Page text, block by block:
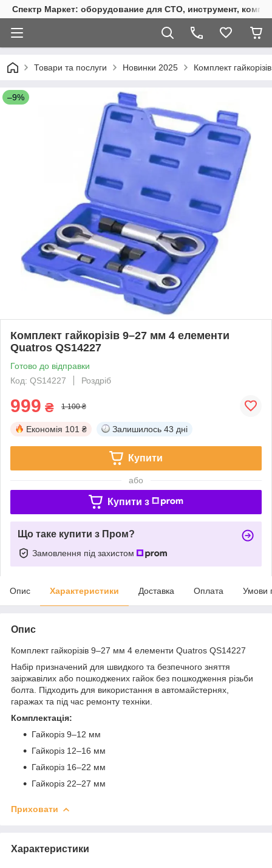
Спектр Маркет: оборудование для СТО, инструмент,
Товари та послуги Новинки 2025 Комплект
–9%
Комплект гайкорізів 9–27 мм 4 елементи
Quatros QS14227
Готово до відправки
Код: QS14227
Роздріб
999 ₴ 1 100 ₴
Економія 101 ₴ Залишилось 43 дні
Купити
або
Купити з
Що таке купити з Пром?
Замовлення під захистом
Опис Характеристики Доставка Оплата Умови
Опис
Комплект гайкорізів 9–27 мм 4 елементи Quatros QS14227
Набір призначений для швидкого та безпечного зняття
заіржавілих або пошкоджених гайок без пошкодження різьби
болта. Підходить для використання в автомайстернях,
гаражах та під час ремонту техніки.
Комплектація:
Гайкоріз 9–12 мм
Гайкоріз 12–16 мм
Гайкоріз 16–22 мм
Гайкоріз 22–27 мм
Приховати
Характеристики